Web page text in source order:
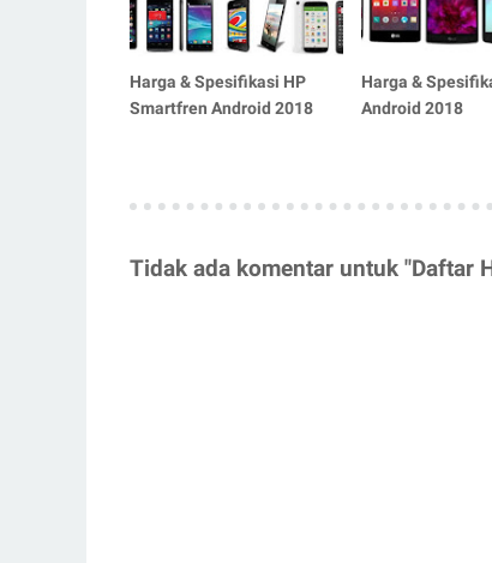
Harga & Spesifikasi HP
Smartfren Android 2018
Harga &
Android 2018
Tidak ada komentar untuk "Daftar